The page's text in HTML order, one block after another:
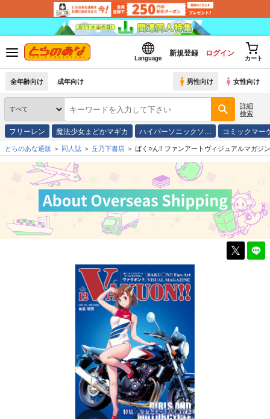
Language
新規登録 ログイン
カート
全年齢向け 成年向け 男性向け 女性向け
詳細
検索
フリーレン 魔法少女まどかマギカ ハイパーソニックソ… コミックマ
とらのあな通販 同人誌 丘乃下書店 ばく○ん!! ファンアートヴィジュアルマガジ